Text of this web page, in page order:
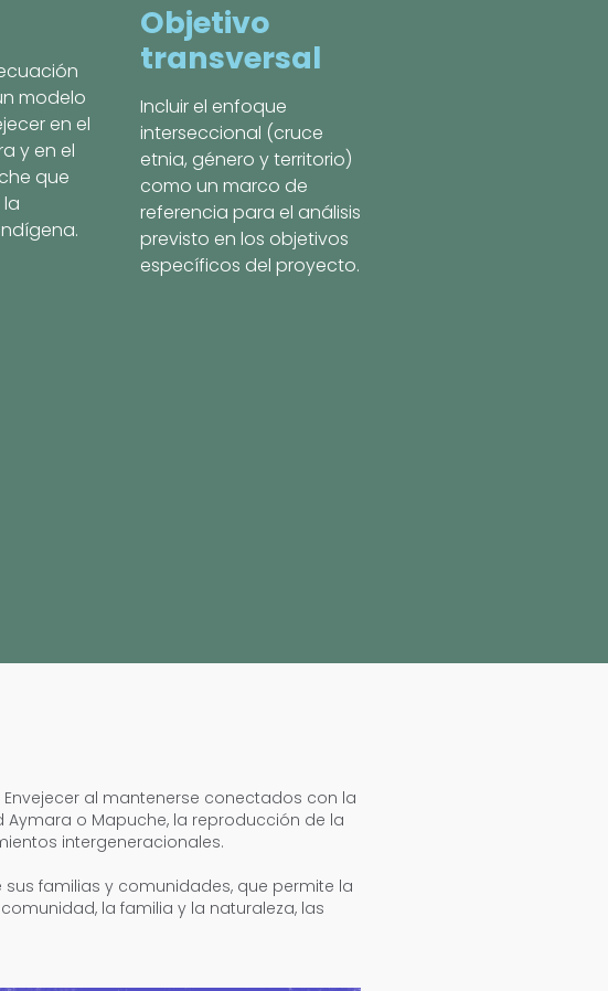
modelo
en el
y en el
que
Objetivo
transversal
Incluir el enfoque
interseccional (cruce
etnia, género y territorio)
como un marco de
referencia para el análisis
previsto en los objetivos
específicos del proyecto.
al mantenerse conectados con la
o Mapuche, la reproducción de la
intergeneracionales.
familias y comunidades, que permite la
la familia y la naturaleza, las